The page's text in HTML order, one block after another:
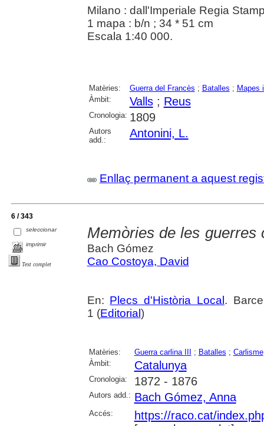
Milano : dall'Imperiale Regia
1 mapa : b/n ; 34 * 51 cm
Escala 1:40 000.
Matèries: Guerra del Francès ; Batalles ; Mapes
Àmbit:
Valls; Reus
Cronologia: 1809
Autors
add.:
Antonini, L.
Enllaç permanent a aquest
6 / 343
seleccionar
imprimir
Text complet
Memòries de les guerres
Bach Gómez
Cao Costoya, David
En: Plecs d'Història Local.
1 (Editorial)
Matèries: Guerra carlina III ; Batalles ; Carlisme
Àmbit:
Catalunya
Cronologia: 1872 - 1876
Autors add.: Bach Gómez, Anna
Accés:
https://raco.cat/